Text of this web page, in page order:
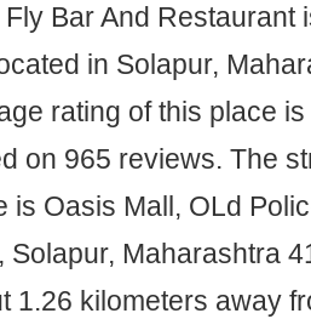
Fly Bar And Restaurant
in Solapur,
rating of this place
on 965 reviews. The
is Oasis Mall, OLd
Solapur, Maharashtra
1.26 kilometers away